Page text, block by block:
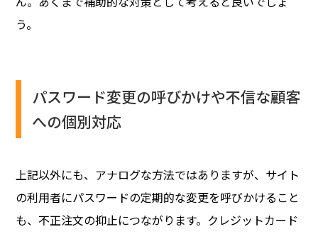
う。
パスワード変更の呼びかけや不信な顧客
への個別対応
上記以外にも、アナログな方法ではありますが、サイト
の利用者にパスワードの定期的な変更を呼びかけること
も、不正注文の抑止につながります。クレジットカード